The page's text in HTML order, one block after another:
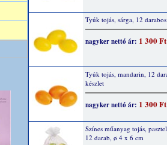
Tyúk tojás, sárga, 12
nagyker nettó ár: 1 300 Ft
Tyúk tojás, mandarin, 12
készlet
nagyker nettó ár: 1 300 Ft
Színes műanyag tojás,
12 darab, ø 4 x 6 cm